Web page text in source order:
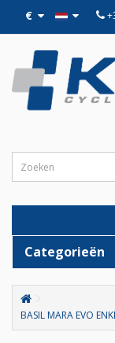
€
Categorieën
BASIL MARA EVO